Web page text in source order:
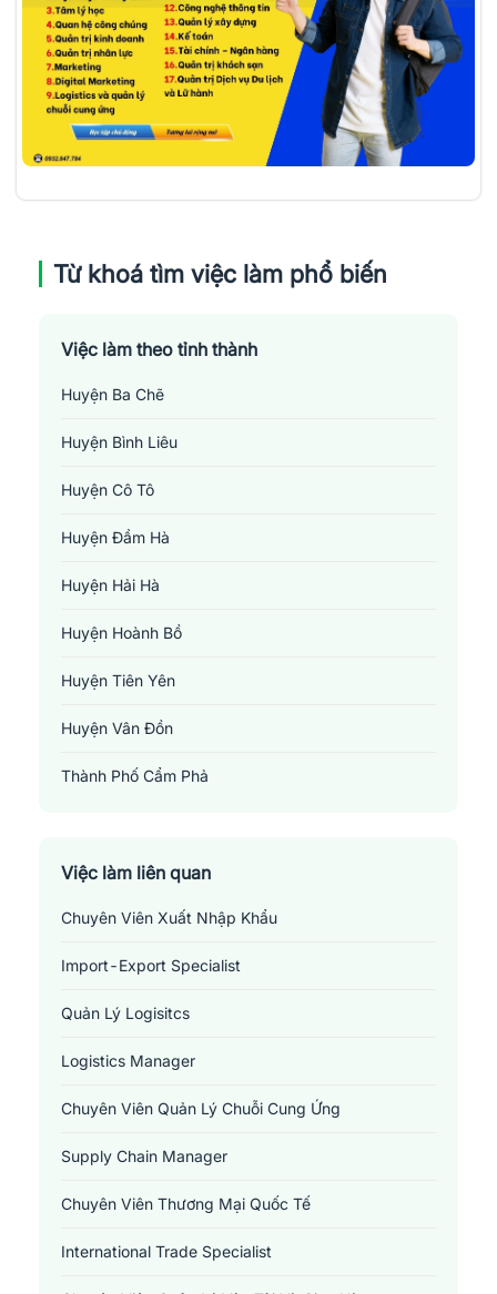
Từ khoá tìm việc làm phổ biến
Việc làm theo tỉnh thành
Huyện Ba Chẽ
Huyện Bình Liêu
Huyện Cô Tô
Huyện Đầm Hà
Huyện Hải Hà
Huyện Hoành Bồ
Huyện Tiên Yên
Huyện Vân Đồn
Thành Phố Cẩm Phả
Thành Phố Móng Cái
Thành Phố Uông Bí
Thị Xã Đông Triều
Thị Xã Quảng Yên
Việc làm liên quan
Chuyên Viên Xuất Nhập Khẩu
Import-Export Specialist
Quản Lý Logisitcs
Logistics Manager
Chuyên Viên Quản Lý Chuỗi Cung Ứng
Supply Chain Manager
Chuyên Viên Thương Mại Quốc Tế
International Trade Specialist